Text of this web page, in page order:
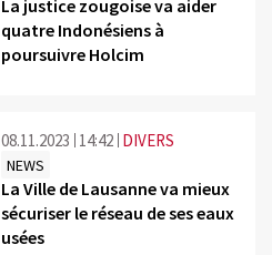
La justice zougoise va aider
quatre Indonésiens à
poursuivre Holcim
08.11.2023 14:42 DIVERS
NEWS
La Ville de Lausanne va mieux
sécuriser le réseau de ses eaux
usées